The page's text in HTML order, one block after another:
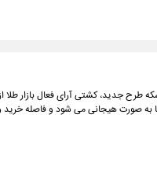
و سکه و ثبت رکورد ۵۵ میلیونی برای سکه طرح جدید، کشتی آرای فعال
دادوستدها به صورت هیجانی می شود و فاصله